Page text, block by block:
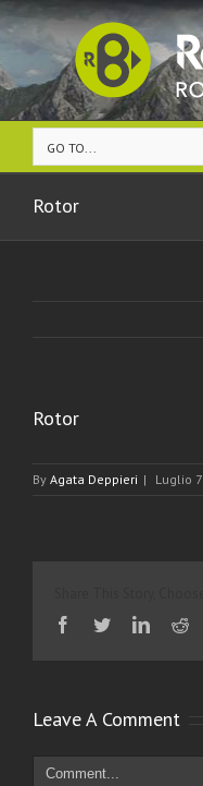
GO TO...
Rotor
Rotor
By Agata Deppieri | Luglio
Facebook
TwitterLinkedin
Leave A Comment
Comment